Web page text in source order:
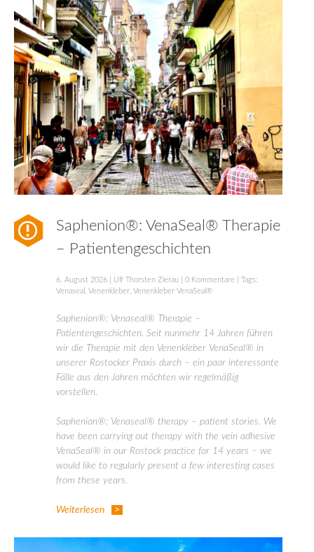
Saphenion®: VenaSeal® Therapie
– Patientengeschichten
6. August 2026 Ulf Thorsten Zierau 0 Kommentare | Tags:
Venaseal
Venenkleber Venenkleber VenaSeal®
Saphenion®: Venaseal® Therapie –
Patientengeschichten. Seit nunmehr 14 Jahren führen
wir die Therapie mit den Venenkleber VenaSeal® in
unserer Rostocker Praxis durch – ein paar interessante
Fälle aus den Jahren möchten wir regelmäßig
vorstellen.
Saphenion®: Venaseal® therapy – patient stories. We
have been carrying out therapy with the vein adhesive
VenaSeal® in our Rostock practice for 14 years – we
would like to regularly present a few interesting cases
from these years.
Weiterlesen